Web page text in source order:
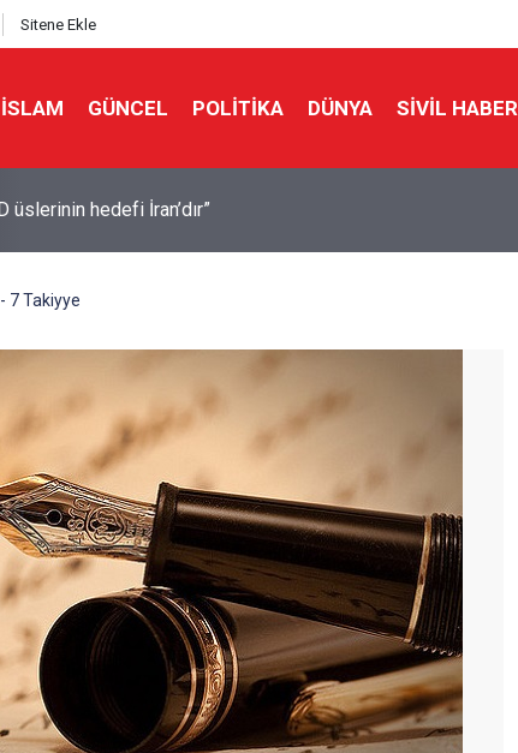
Sitene Ekle
İSLAM GÜNCEL POLITIKA DÜNYA SIVIL HABER
ülkede gizli bir görev gücü kurdu
7 Takiyye